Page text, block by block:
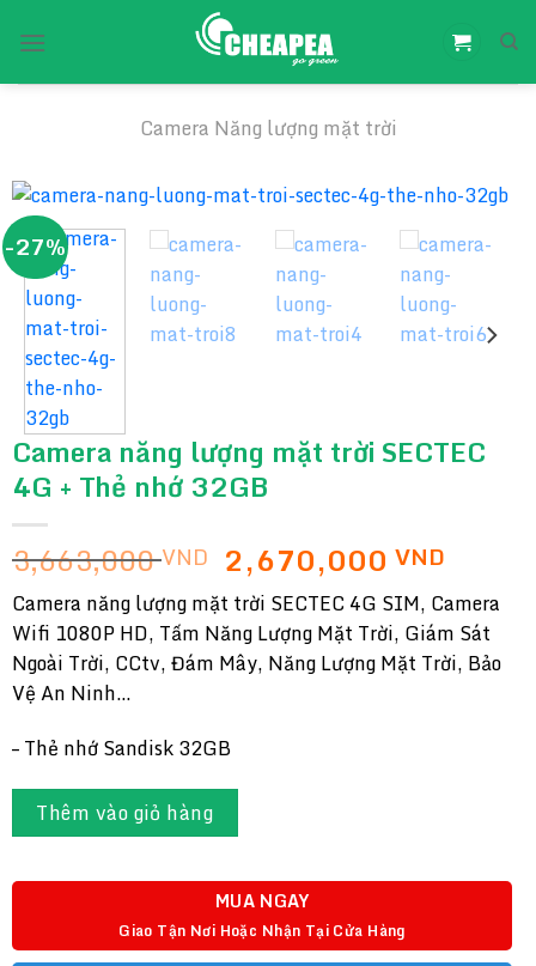
đến
Camera Năng lượng mặt trời
-27%
Camera năng lượng mặt trời SECTEC
4G + Thẻ nhớ 32GB
3,663,000VND Giá
gốc
là:
3,663,000 VND.
2,670,000VND
hiện
tại
là:
Camera năng lượng mặt trời SECTEC 4G SIM, Camera
Wifi 1080P HD, Tấm Năng Lượng Mặt Trời, Giám Sát
Ngoài Trời, CCtv, Đám Mây, Năng Lượng Mặt Trời, Bảo
Vệ An Ninh…
– Thẻ nhớ Sandisk 32GB
Thêm vào giỏ hàng
MUA NGAY
Giao Tận Nơi Hoặc Nhận Tại Cửa Hàng